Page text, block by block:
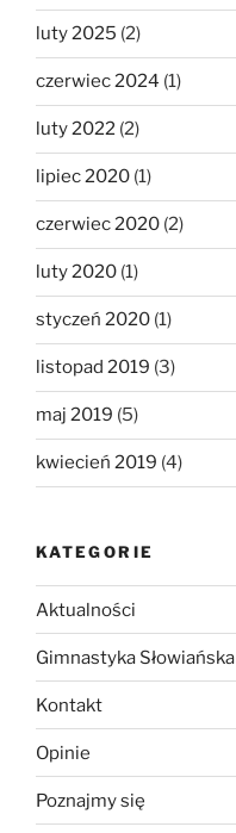
luty 2025 (2)
czerwiec 2024 (1)
luty 2022 (2)
lipiec 2020 (1)
czerwiec 2020 (2)
luty 2020 (1)
styczeń 2020 (1)
listopad 2019 (3)
maj 2019 (5)
kwiecień 2019 (4)
KATEGORIE
Aktualności
Gimnastyka Słowiańska
Kontakt
Opinie
Poznajmy się